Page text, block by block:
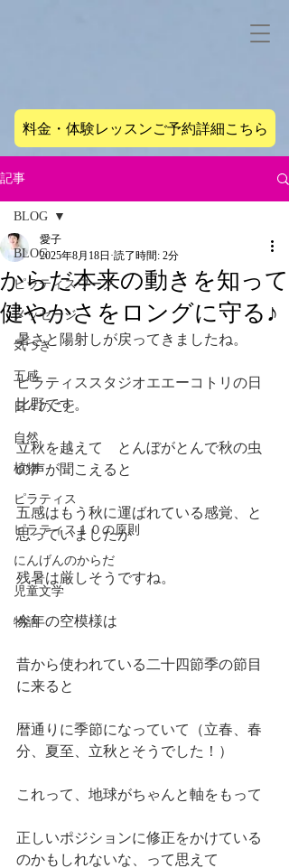
料金・体験レッスンご予約詳細こちら
記事
BLOG
ピラティスワーク
メッセージ
気づき
五感
日々のこと
自然
植物
ピラティス
ピラティス１０の原則
にんげんのからだ
児童文学
物語
BLOG
からだ本来の動きを知って
健やかさをロングに守る♪
愛子
2025年8月18日 読了時間: 2分
暑さと陽射しが戻ってきましたね。
ピラティススタジオエエーコトリの日
比野です。
立秋を越えて　とんぼがとんで秋の虫
の声が聞こえると
五感はもう秋に運ばれている感覚、と
思っていましたが
残暑は厳しそうですね。
今年の空模様は
昔から使われている二十四節季の節目
に来ると
暦通りに季節になっていて（立春、春
分、夏至、立秋とそうでした！）
これって、地球がちゃんと軸をもって
正しいポジションに修正をかけている
のかもしれないな、って思えて